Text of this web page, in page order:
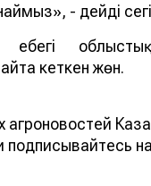
- дейді
кеткен жөн.
подписывайтесь